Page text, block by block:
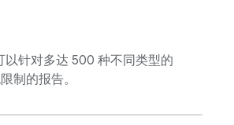
以针对多达 500 种不同类型的
制的报告。